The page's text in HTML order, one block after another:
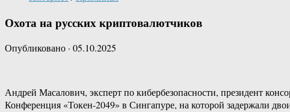
Охота на русских криптовалютчиков
Опубликовано · 05.10.2025
Андрей Масалович, эксперт по кибербезопасности, президент
Конференция «Токен-2049» в Сингапуре, на которой задержали